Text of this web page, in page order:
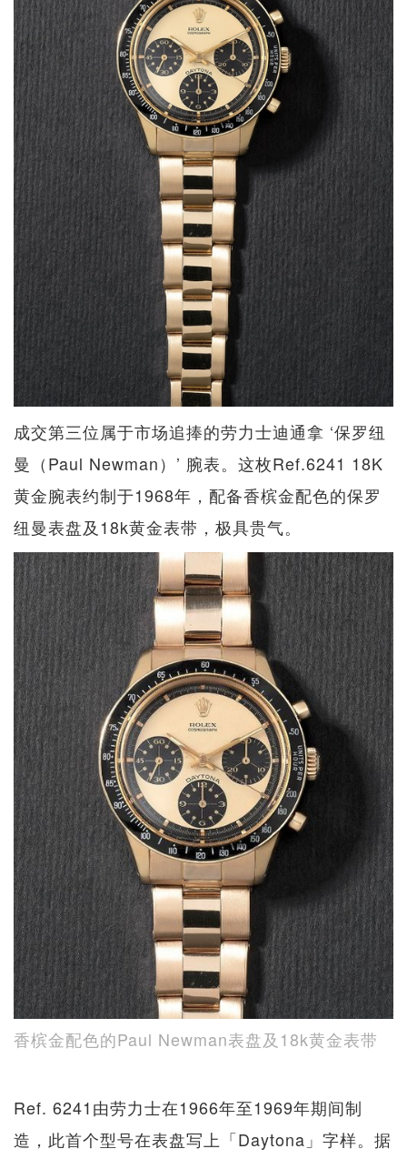
成交第三位属于市场追捧的劳力士迪通拿 ‘保罗纽
曼（Paul Newman）’ 腕表。这枚Ref.6241 18K
黄金腕表约制于1968年，配备香槟金配色的保罗
纽曼表盘及18k黄金表带，极具贵气。
香槟金配色的Paul Newman表盘及18k黄金表带
Ref. 6241由劳力士在1966年至1969年期间制
造，此首个型号在表盘写上「Daytona」字样。据